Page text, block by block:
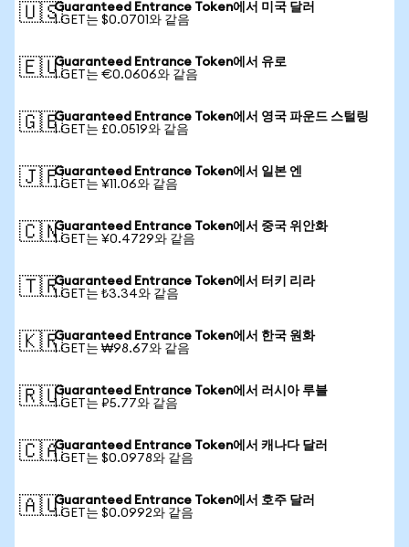
🇺🇸Guaranteed Entrance Token에서 미국 달러
1 GET는 $0.0701와 같음
🇪🇺Guaranteed Entrance Token에서 유로
1 GET는 €0.0606와 같음
🇬🇧Guaranteed Entrance Token에서 영국 파운드 스털링
1 GET는 £0.0519와 같음
🇯🇵Guaranteed Entrance Token에서 일본 엔
1 GET는 ¥11.06와 같음
🇨🇳Guaranteed Entrance Token에서 중국 위안화
1 GET는 ¥0.4729와 같음
🇹🇷Guaranteed Entrance Token에서 터키 리라
1 GET는 ₺3.34와 같음
🇰🇷Guaranteed Entrance Token에서 한국 원화
1 GET는 ₩98.67와 같음
🇷🇺Guaranteed Entrance Token에서 러시아 루블
1 GET는 ₽5.77와 같음
🇨🇦Guaranteed Entrance Token에서 캐나다 달러
1 GET는 $0.0978와 같음
🇦🇺Guaranteed Entrance Token에서 호주 달러
1 GET는 $0.0992와 같음